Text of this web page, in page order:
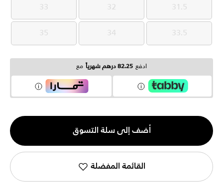
31.5
31.5
32
32
33
33
33.5
33.5
34
34
35
35
ادفع 82.25 درهم شهرياً مع
الكمية
1
أضف إلى سلة التسوق
القائمة المفضلة